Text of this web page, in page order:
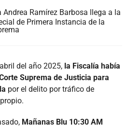
Andrea Ramírez Barbosa llega a la
de Primera Instancia de la
del año 2025, la Fiscalía había
Suprema de Justicia para
por el delito por tráfico de
Mañanas Blu 10:30 AM